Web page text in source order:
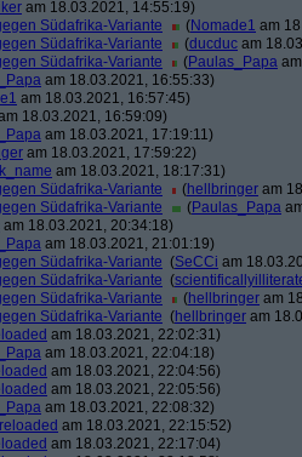
am 18.03.2021, 14:55:19)
Südafrika-Variante
(Nomade1 am
Südafrika-Variante
(ducduc am
Südafrika-Variante
(Paulas_Papa
am 18.03.2021, 16:55:33)
am 18.03.2021, 16:57:45)
18.03.2021, 16:59:09)
am 18.03.2021, 17:19:11)
am 18.03.2021, 17:59:22)
am 18.03.2021, 18:17:31)
Südafrika-Variante
(hellbringer am
Südafrika-Variante
(Paulas_Papa
am 18.03.2021, 20:34:18)
am 18.03.2021, 21:01:19)
Südafrika-Variante (SeCCi am
Südafrika-Variante (
Südafrika-Variante
(hellbringer am
Südafrika-Variante (hellbringer am
am 18.03.2021, 22:02:31)
am 18.03.2021, 22:04:18)
am 18.03.2021, 22:04:56)
am 18.03.2021, 22:05:56)
am 18.03.2021, 22:08:32)
am 18.03.2021, 22:15:52)
am 18.03.2021, 22:17:04)